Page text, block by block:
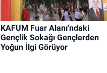
KAFUM Fuar Alanı'ndaki
Gençlik Sokağı Gençlerden
Yoğun İlgi Görüyor